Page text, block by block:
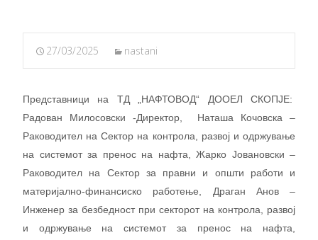
27/03/2025 nastani
Представници на ТД „НАФТОВОД“ ДООЕЛ СКОПЈЕ:
Радован Милосовски -Директор, Наташа Кочовска –
Раководител на Сектор на контрола, развој и одржување
на системот за пренос на нафта, Жарко Јовановски –
Раководител на Сектор за правни и општи работи и
материјално-финансиско работење, Драган Анов –
Инженер за безбедност при секторот на контрола, развој
и одржување на системот за пренос на нафта,